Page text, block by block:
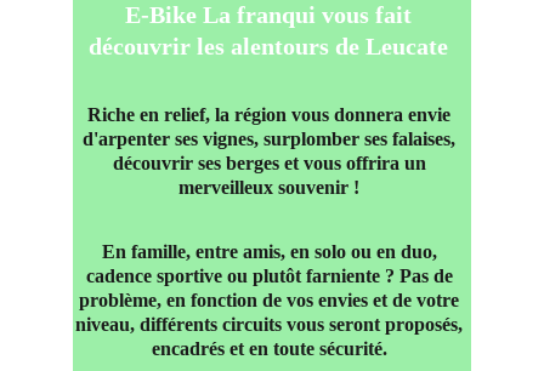
E-Bike La franqui vous fait
découvrir les alentours de Leucate
Riche en relief, la région vous donnera envie
d'arpenter ses vignes, surplomber ses falaises,
découvrir ses berges et vous offrira un
merveilleux souvenir !
En famille, entre amis, en solo ou en duo,
cadence sportive ou plutôt farniente ? Pas de
problème, en fonction de vos envies et de votre
niveau, différents circuits vous seront proposés,
encadrés et en toute sécurité.